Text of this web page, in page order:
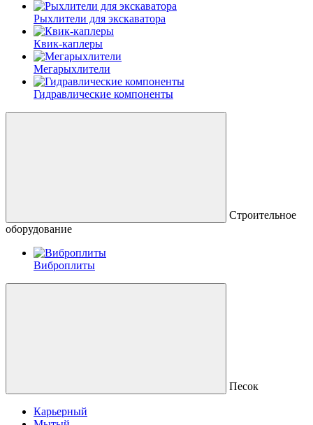
Рыхлители для экскаватора
Квик-каплеры
Мегарыхлители
Гидравлические компоненты
Строительное
оборудование
Виброплиты
Песок
Карьерный